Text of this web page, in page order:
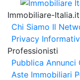
Immobiliare-
Chi Siamo Il
Privacy
Professionisti
Pubblica Annunci
Aste Immobiliari